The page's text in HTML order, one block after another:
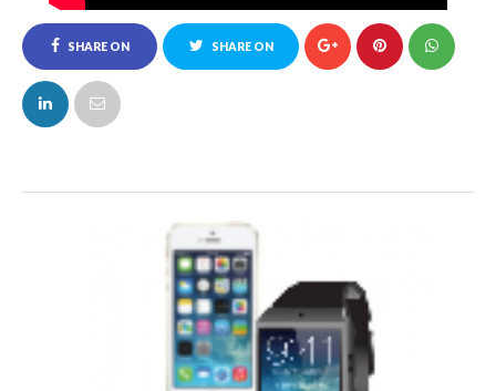
SHARE ON
FACEBOOK
SHARE ON